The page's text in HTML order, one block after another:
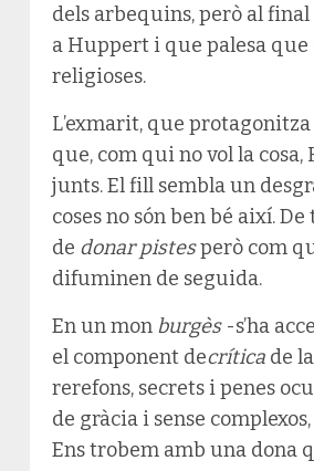
dels arbequins, però al
a Huppert i que palesa que
religioses.
L’exmarit, que
que, com qui no vol la
junts. El fill sembla un
coses no són ben bé així.
de donar pistesperò com
difuminen de seguida.
En un mon burgès -s’ha
el component decrítica de
rerefons, secrets i penes
de gràcia i sense
Ens trobem amb una dona